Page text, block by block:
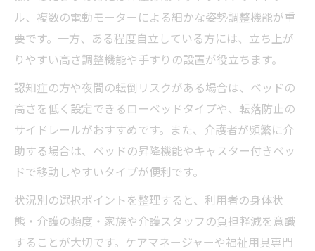
ル、複数の電動モーターによる細かな姿勢調整機能が重
要です。一方、ある程度自立している方には、立ち上が
りやすい高さ調整機能や手すりの設置が役立ちます。
認知症の方や夜間の転倒リスクがある場合は、ベッドの
高さを低く設定できるローベッドタイプや、転落防止の
サイドレールがおすすめです。また、介護者が頻繁に介
助する場合は、ベッドの昇降機能やキャスター付きベッ
ドで移動しやすいタイプが便利です。
状況別の選択ポイントを整理すると、利用者の身体状
態・介護の頻度・家族や介護スタッフの負担軽減を意識
することが大切です。ケアマネージャーや福祉用具専門